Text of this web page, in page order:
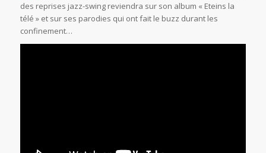
des reprises jazz-swing reviendra sur son album « Eteins la
télé » et sur ses parodies qui ont fait le buzz durant les
confinement…